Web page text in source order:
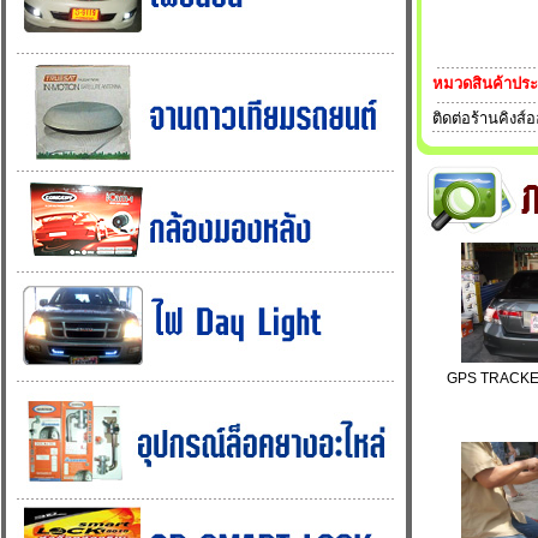
หมวดสินค้าปร
ติดต่อร้านคิงส์อ
GPS